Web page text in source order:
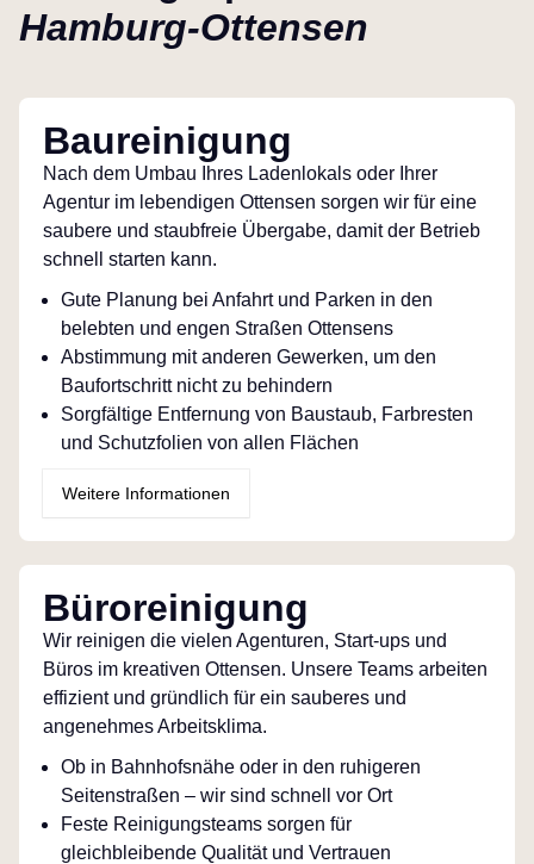
Hamburg-Ottensen
Baureinigung
Nach dem Umbau Ihres Ladenlokals oder Ihrer
Agentur im lebendigen Ottensen sorgen wir für eine
saubere und staubfreie Übergabe, damit der Betrieb
schnell starten kann.
Gute Planung bei Anfahrt und Parken in den
belebten und engen Straßen Ottensens
Abstimmung mit anderen Gewerken, um den
Baufortschritt nicht zu behindern
Sorgfältige Entfernung von Baustaub, Farbresten
und Schutzfolien von allen Flächen
Weitere Informationen
Büroreinigung
Wir reinigen die vielen Agenturen, Start-ups und
Büros im kreativen Ottensen. Unsere Teams arbeiten
effizient und gründlich für ein sauberes und
angenehmes Arbeitsklima.
Ob in Bahnhofsnähe oder in den ruhigeren
Seitenstraßen – wir sind schnell vor Ort
Feste Reinigungsteams sorgen für
gleichbleibende Qualität und Vertrauen